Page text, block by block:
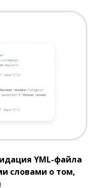
YML-файла
словами о том,